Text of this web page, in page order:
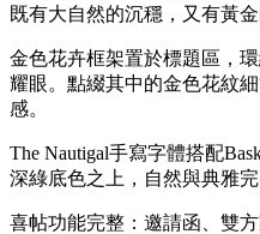
既有大自然的沉穩，又有黃金
金色花卉框架置於標題區，
耀眼。點綴其中的金色花紋
感。
The Nautigal手寫字體搭配
深綠底色之上，自然與典雅完
喜帖功能完整：邀請函、雙